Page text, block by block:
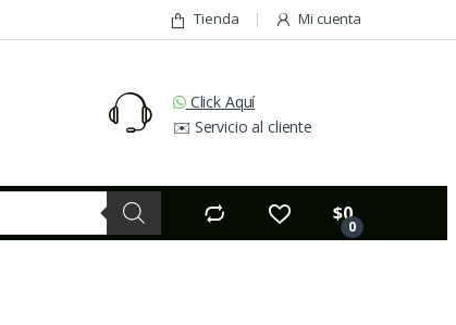
Tienda Mi cuenta
Click Aquí
✉️ Servicio al cliente
0
$0